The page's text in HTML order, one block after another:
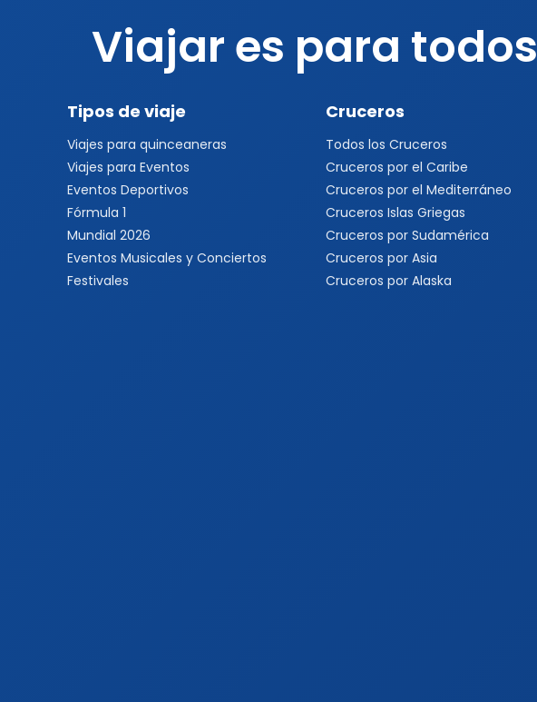
Viajar es para todos
Tipos de viaje
Viajes para quinceaneras
Viajes para Eventos
Eventos Deportivos
Fórmula 1
Mundial 2026
Eventos Musicales y Conciertos
Festivales
Cruceros
Todos los Cruceros
Cruceros por el Caribe
Cruceros por el Mediterráneo
Cruceros Islas Griegas
Cruceros por Sudamérica
Cruceros por Asia
Cruceros por Alaska